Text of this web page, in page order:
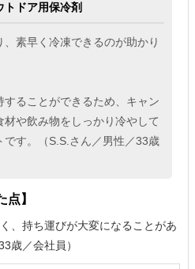
トドア用保冷剤
素早く冷凍できるのが助かり
ることができるため、キャン
や飲み物をしっかり冷やして
です。（S.S.さん／男性／33歳
点】
、持ち運びが大変になることがあ
歳／会社員）